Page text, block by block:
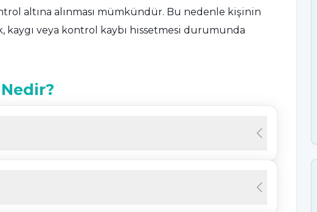
altına alınması mümkündür. Bu nedenle kişinin
veya kontrol kaybı hissetmesi durumunda
yaşaması durumudur. Bu davranış bazı
kalırken, bazı kişilerde davranışsal eyleme